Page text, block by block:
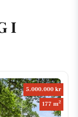
I
5.000.000 kr
177 m2